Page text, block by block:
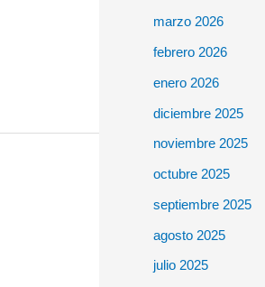
marzo 2026
febrero 2026
enero 2026
diciembre 2025
noviembre 2025
octubre 2025
septiembre 2025
agosto 2025
julio 2025